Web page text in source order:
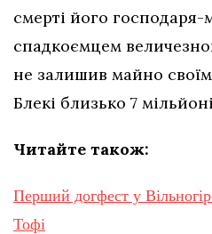
смерті його господаря-
спадкоємцем
не залишив майно
Блекі близько 7
Читайте також:
Перший догфест у
Тофі